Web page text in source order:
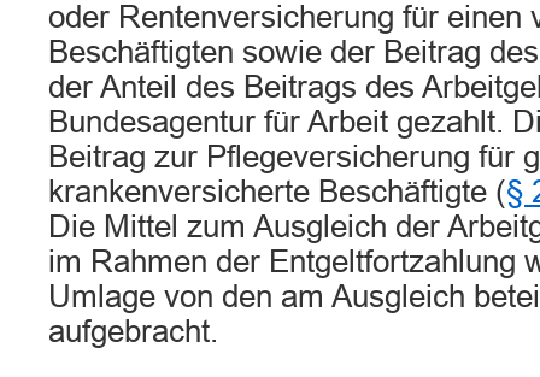
oder Rentenversicherung für einen
Beschäftigten sowie der Beitrag
der Anteil des Beitrags des
Bundesagentur für Arbeit gezahlt.
Beitrag zur Pflegeversicherung für
krankenversicherte Beschäftigte (§
Die Mittel zum Ausgleich der
im Rahmen der Entgeltfortzahlung
Umlage von den am Ausgleich
aufgebracht.